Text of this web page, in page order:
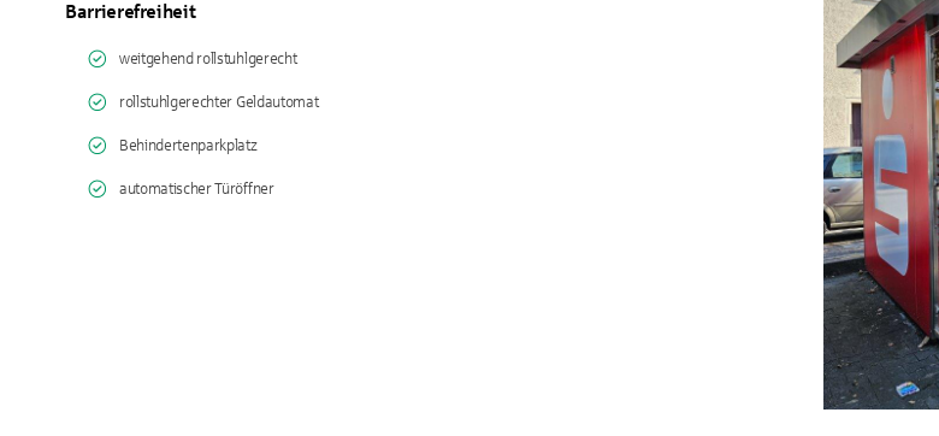
Barrierefreiheit
weitgehend rollstuhlgerecht
rollstuhlgerechter Geldautomat
Behindertenparkplatz
automatischer Türöffner